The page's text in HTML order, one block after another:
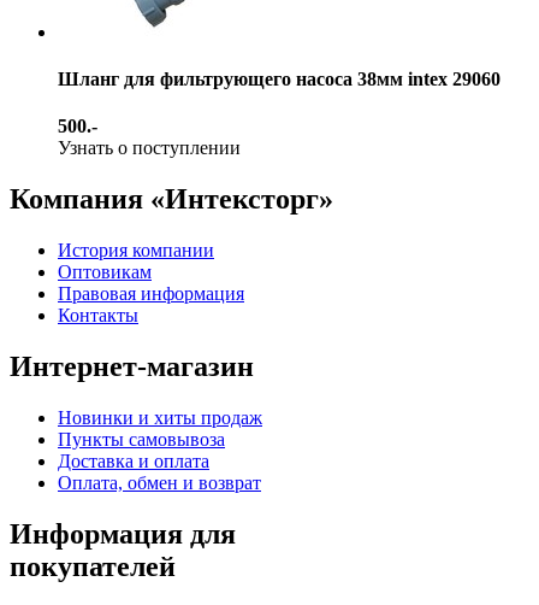
Шланг для фильтрующего насоса 38мм intex 29060
500.-
Узнать о поступлении
Компания «Интексторг»
История компании
Оптовикам
Правовая информация
Контакты
Интернет-магазин
Новинки и хиты продаж
Пункты самовывоза
Доставка и оплата
Оплата, обмен и возврат
Информация для
покупателей